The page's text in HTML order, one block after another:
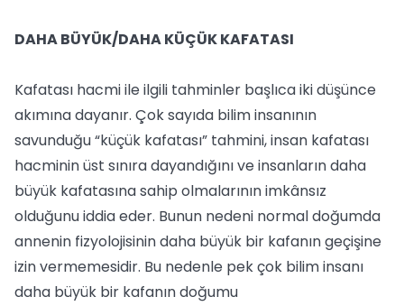
DAHA BÜYÜK/DAHA KÜÇÜK KAFATASI
Kafatası hacmi ile ilgili tahminler başlıca iki düşünce
akımına dayanır. Çok sayıda bilim insanının
savunduğu “küçük kafatası” tahmini, insan kafatası
hacminin üst sınıra dayandığını ve insanların daha
büyük kafatasına sahip olmalarının imkânsız
olduğunu iddia eder. Bunun nedeni normal doğumda
annenin fizyolojisinin daha büyük bir kafanın geçişine
izin vermemesidir. Bu nedenle pek çok bilim insanı
daha büyük bir kafanın doğumu